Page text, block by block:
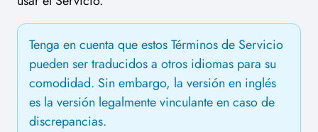
Tenga en cuenta que estos Términos de Servicio
pueden ser traducidos a otros idiomas para su
comodidad. Sin embargo, la versión en inglés
es la versión legalmente vinculante en caso de
discrepancias.